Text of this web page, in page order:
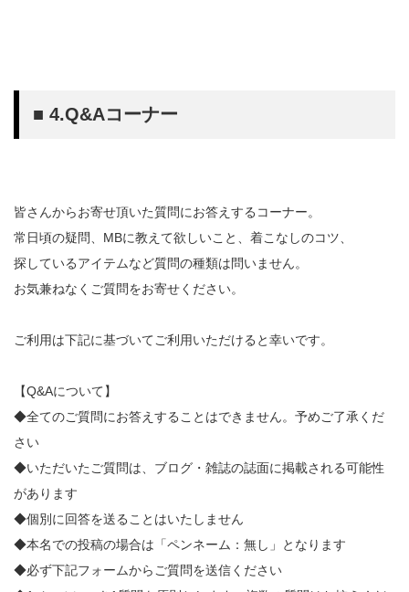
■ 4.Q&Aコーナー
皆さんからお寄せ頂いた質問にお答えするコーナー。
常日頃の疑問、MBに教えて欲しいこと、着こなしのコツ、
探しているアイテムなど質問の種類は問いません。
お気兼ねなくご質問をお寄せください。
ご利用は下記に基づいてご利用いただけると幸いです。
【Q&Aについて】
◆全てのご質問にお答えすることはできません。予めご了承くだ
さい
◆いただいたご質問は、ブログ・雑誌の誌面に掲載される可能性
があります
◆個別に回答を送ることはいたしません
◆本名での投稿の場合は「ペンネーム：無し」となります
◆必ず下記フォームからご質問を送信ください